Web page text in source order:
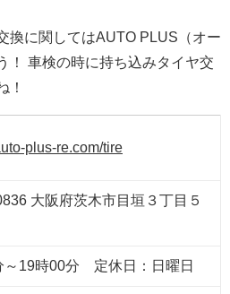
換に関してはAUTO PLUS（オー
！ 車検の時に持ち込みタイヤ交
！
plus-re.com/tire
大阪府茨木市目垣３丁目５
～19時00分 定休日：日曜日